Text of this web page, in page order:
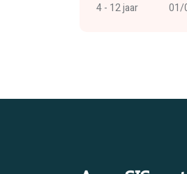
4 - 12 jaar 01/